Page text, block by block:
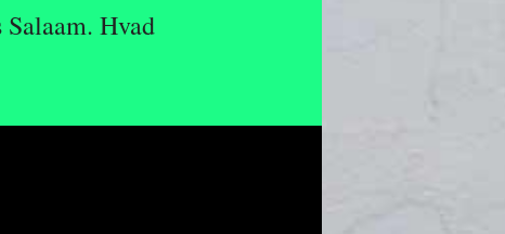
Hvad